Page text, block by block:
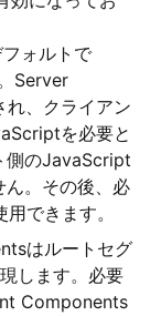
ォルトで
Server
、クライアン
を必要と
側のJavaScript
ん。その後、必
用できます。
はルートセグ
します。必要
Components